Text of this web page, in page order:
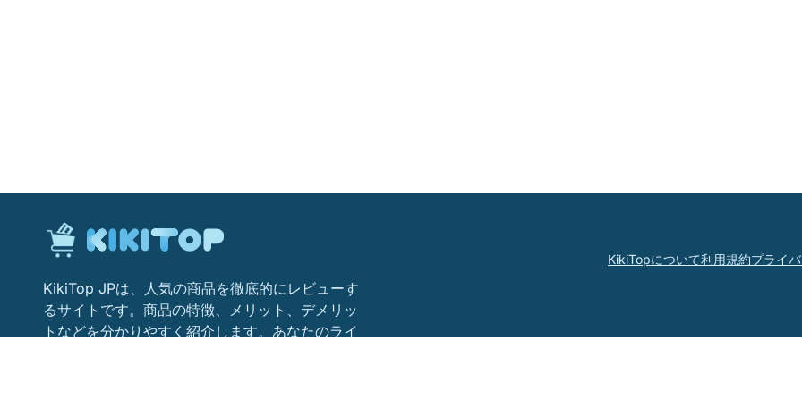
KikiTop JPは、人気の商品を徹底的にレビューす
るサイトです。商品の特徴、メリット、デメリッ
トなどを分かりやすく紹介します。あなたのライ
KikiTopについて利用規約プライ